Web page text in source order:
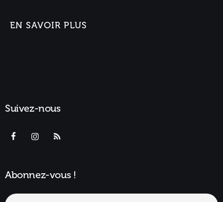
EN SAVOIR PLUS
Suivez-nous
Abonnez-vous !